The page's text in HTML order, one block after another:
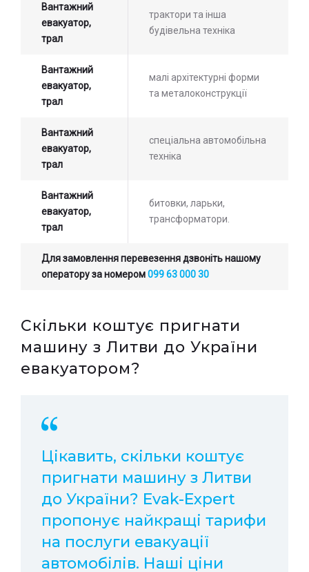
Вантажний
евакуатор,
трал
трактори та інша
будівельна техніка
Вантажний
евакуатор,
трал
малі архітектурні форми
та металоконструкції
Вантажний
евакуатор,
трал
спеціальна автомобільна
техніка
Вантажний
евакуатор,
трал
битовки, ларьки,
трансформатори.
Для замовлення перевезення дзвоніть нашому
оператору за номером099 63 000 30
Скільки коштує пригнати
машину з Литви до України
евакуатором?
Цікавить, скільки коштує
пригнати машину з Литви
до України? Evak-Expert
пропонує найкращі тарифи
на послуги евакуації
автомобілів. Наші ціни